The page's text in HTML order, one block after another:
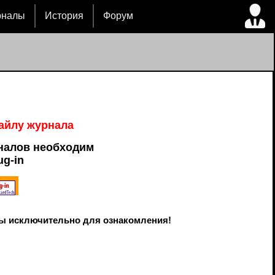
История Форум
журнала
необходим
in
исключительно для ознакомления!